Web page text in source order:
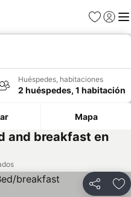
Favoritos
Iniciar
Huéspedes, habitaciones
2 huéspedes, 1 habitación
Mapa
and breakfast en
Compartir